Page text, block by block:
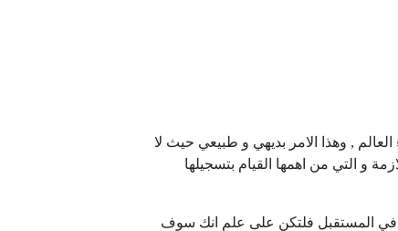
, وهذا الامر بديهي و طبيعي حيث لا
و التي من اهمها القيام بتسجيلها
في المستقبل فلتكن على علم انك سوف